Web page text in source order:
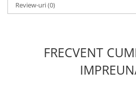
Review-uri(0)
FRECVENT